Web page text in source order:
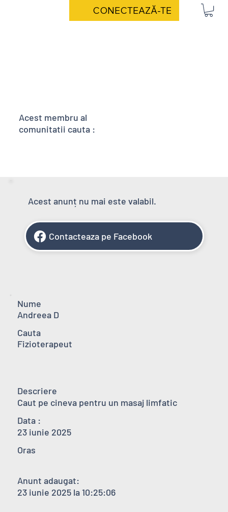
CONECTEAZĂ-TE
Acest membru al
comunitatii cauta :
Nume
Andreea D
Cauta
Fizioterapeut
Descriere
Caut pe cineva pentru un masaj limfatic
Oras
Data :
23 iunie 2025
Anunt adaugat:
23 iunie 2025 la 10:25:06
Acest anunț nu mai este valabil.
Contacteaza pe Facebook